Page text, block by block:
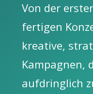
Von der
fertigen
kreative,
Kampagnen,
aufdringlich